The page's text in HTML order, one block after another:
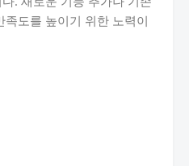
도를 높이기 위한 노력이